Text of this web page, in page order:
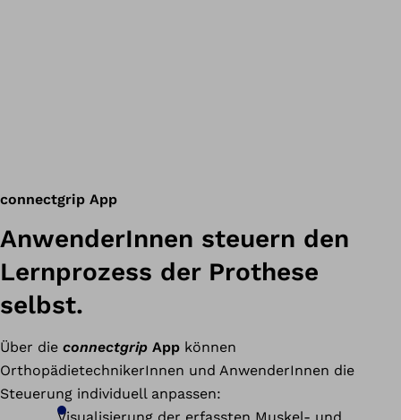
connectgrip App
AnwenderInnen steuern den
Lernprozess der Prothese
selbst.
Über die connectgrip App können
OrthopädietechnikerInnen und AnwenderInnen die
Steuerung individuell anpassen: